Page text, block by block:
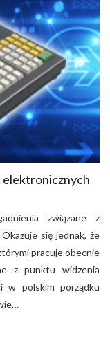
elektronicznych
związane z
się jednak, że
pracuje obecnie
z punktu widzenia
w polskim porządku